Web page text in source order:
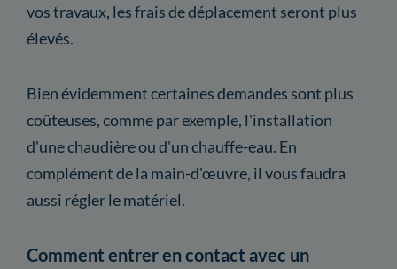
vos travaux, les frais de déplacement seront plus
élevés.
Bien évidemment certaines demandes sont plus
coûteuses, comme par exemple, l'installation
d'une chaudière ou d'un chauffe-eau. En
complément de la main-d'œuvre, il vous faudra
aussi régler le matériel.
Comment entrer en contact avec un